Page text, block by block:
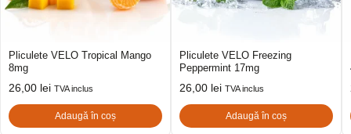
Pliculete VELO Tropical Mango
8mg
26,00 lei TVA inclus
Adaugă în coș
Pliculete VELO Freezing
Peppermint 17mg
26,00 lei TVA inclus
Adaugă în coș